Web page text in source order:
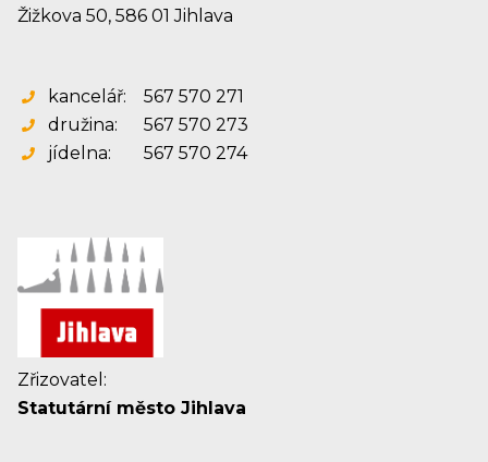
Žižkova 50, 586 01 Jihlava
kancelář:
567 570 271
družina:
567 570 273
jídelna:
567 570 274
Zřizovatel:
Statutární město Jihlava